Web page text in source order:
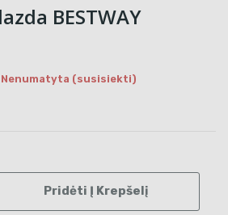
BESTWAY
(susisiekti)
Pridėti Į Krepšelį